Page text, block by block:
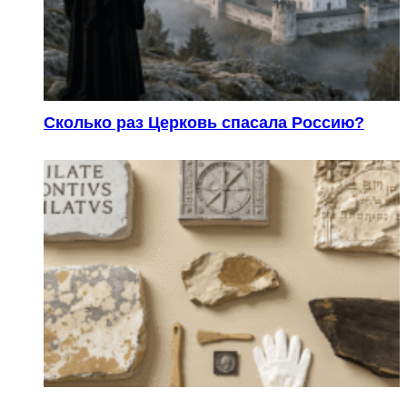
Сколько раз Церковь спасала Россию?